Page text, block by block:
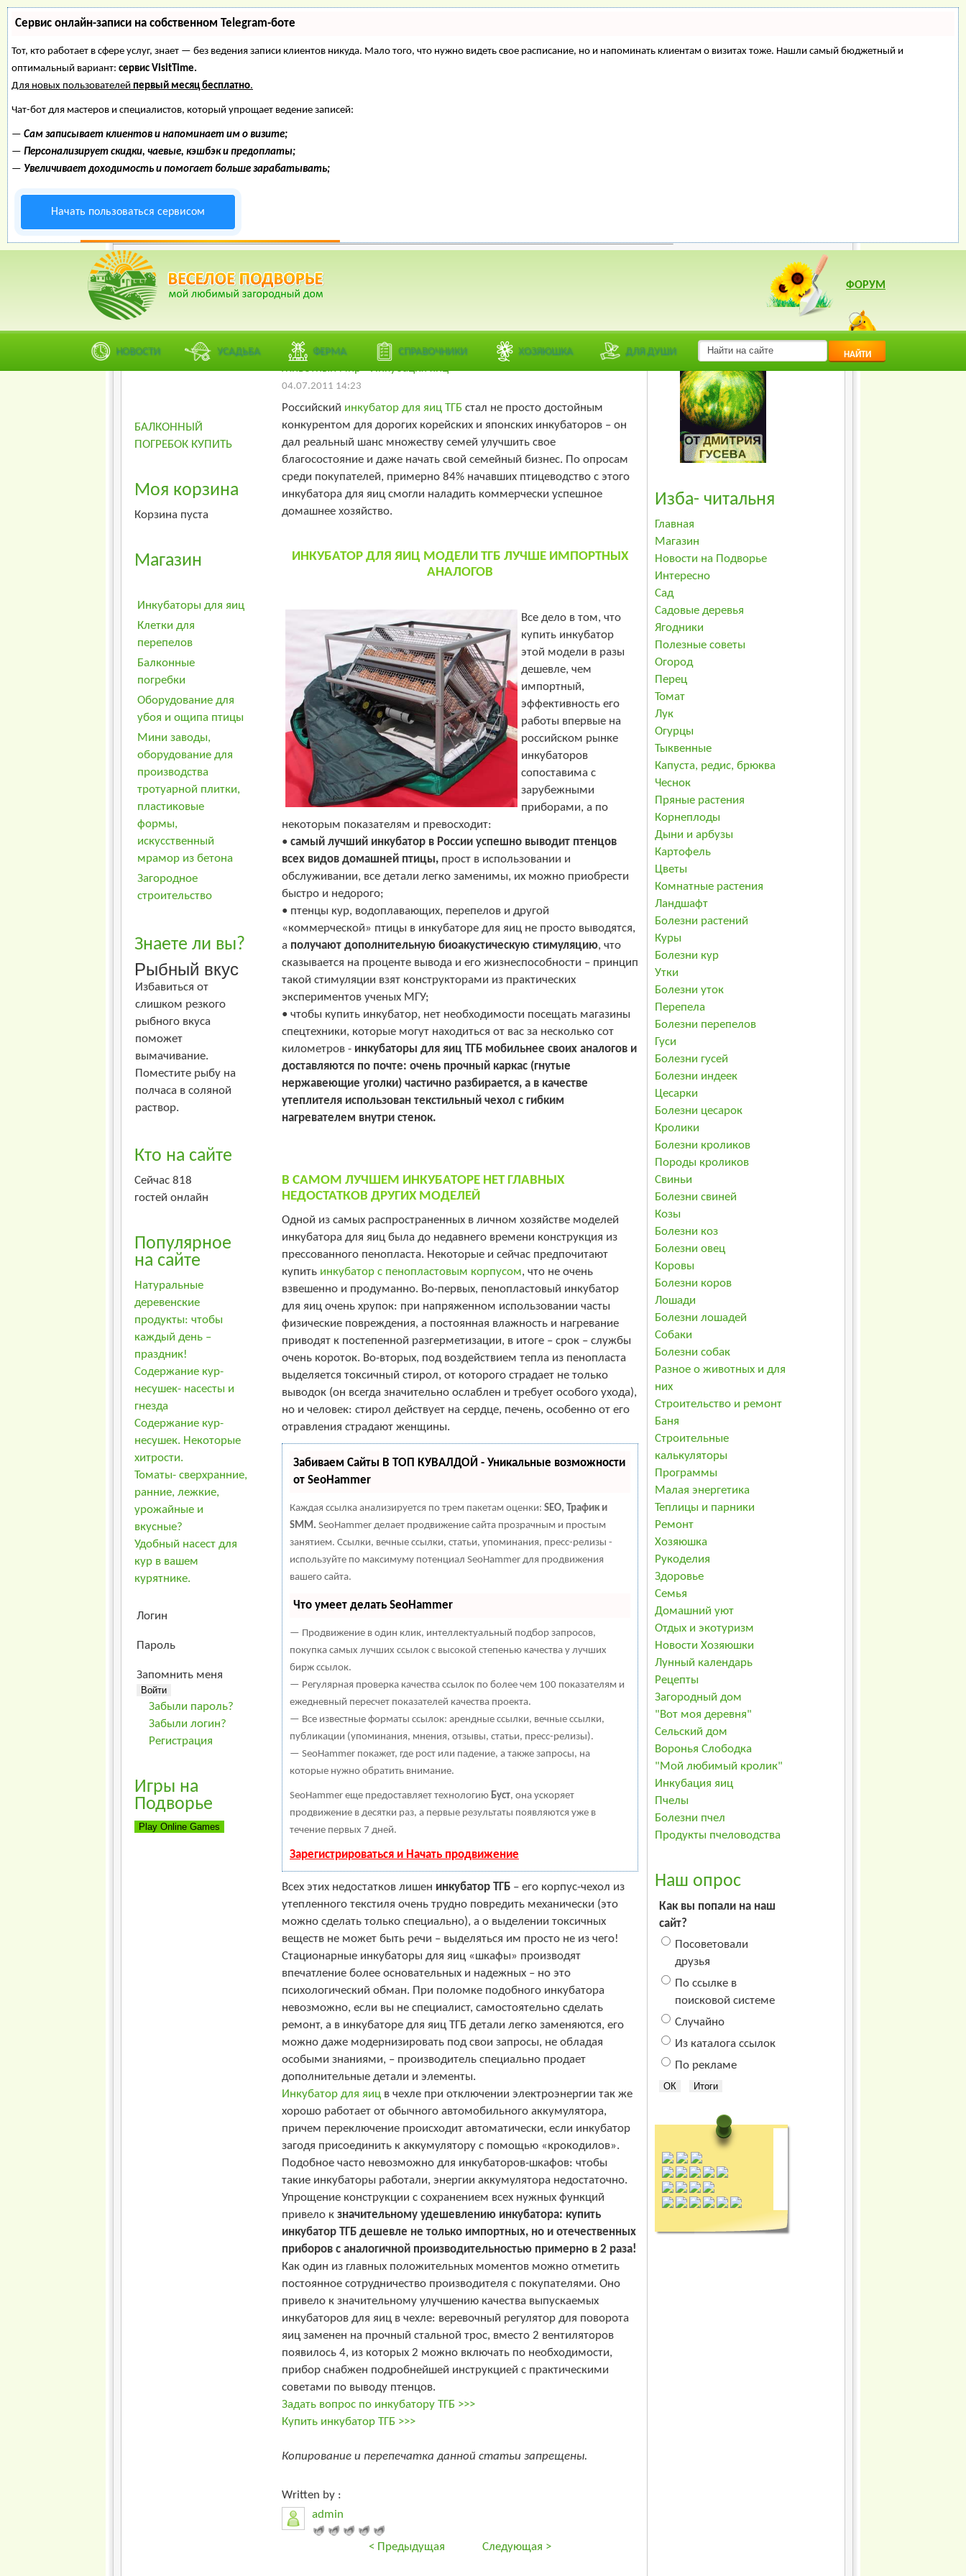
Сервис онлайн-записи на собственном Telegram-боте
Тот, кто работает в сфере услуг, знает — без ведения записи клиентов никуда. Мало того, что нужно видеть свое расписание, но и напоминать клиентам о визитах тоже. Нашли самый бюджетный и
оптимальный вариант: сервис VisitTime.
Для новых пользователей первый месяц бесплатно.
Чат-бот для мастеров и специалистов, который упрощает ведение записей:
— Сам записывает клиентов и напоминает им о визите;
— Персонализирует скидки, чаевые, кэшбэк и предоплаты;
— Увеличивает доходимость и помогает больше зарабатывать;
Начать пользоваться сервисом
ФОРУМ
НОВОСТИ УСАДЬБА ФЕРМА СПРАВОЧНИКИ ХОЗЯЮШКА ДЛЯ ДУШИ НАЙТИ
Веселое Подворье- Главная страница
действительно выгодно?
*Главная
БАЛКОННЫЙ
ПОГРЕБОК КУПИТЬ
Моя корзина
Корзина пуста
Магазин
Инкубаторы для яиц
Клетки для
перепелов
Балконные
погребки
Оборудование для
убоя и ощипа птицы
Мини заводы,
оборудование для
производства
тротуарной плитки,
пластиковые
формы,
искусственный
мрамор из бетона
Загородное
строительство
Знаете ли вы?
Рыбный вкус
Избавиться от
слишком резкого
рыбного вкуса
поможет
вымачивание.
Поместите рыбу на
полчаса в соляной
раствор.
Кто на сайте
Сейчас 818
гостей онлайн
Популярное
на сайте
Натуральные
деревенские
продукты: чтобы
каждый день –
праздник!
Содержание кур-
несушек- насесты и
гнезда
Содержание кур-
несушек. Некоторые
хитрости.
Томаты- сверхранние,
ранние, лежкие,
урожайные и
вкусные?
Удобный насест для
кур в вашем
курятнике.
Логин
Пароль
Запомнить меня
Забыли пароль?
Забыли логин?
Регистрация
Игры на
Подворье
В какой инкубатор для яиц вкладывать
Рейтинг пользователей:
/ 26
Худший
Лучший
Животный мир-Инкубация яиц
04.07.2011 14:23
Российский инкубатор для яиц ТГБ стал не просто достойным
конкурентом для дорогих корейских и японских инкубаторов – он
дал реальный шанс множеству семей улучшить свое
благосостояние и даже начать свой семейный бизнес. По опросам
среди покупателей, примерно 84% начавших птицеводство с этого
инкубатора для яиц смогли наладить коммерчески успешное
домашнее хозяйство.
ИНКУБАТОР ДЛЯ ЯИЦ МОДЕЛИ ТГБ ЛУЧШЕ ИМПОРТНЫХ
АНАЛОГОВ
Все дело в том, что
купить инкубатор
этой модели в разы
дешевле, чем
импортный,
эффективность его
работы впервые на
российском рынке
инкубаторов
сопоставима с
зарубежными
приборами, а по
некоторым показателям и превосходит:
• самый лучший инкубатор в России успешно выводит птенцов
всех видов домашней птицы, прост в использовании и
обслуживании, все детали легко заменимы, их можно приобрести
быстро и недорого;
• птенцы кур, водоплавающих, перепелов и другой
«коммерческой» птицы в инкубаторе для яиц не просто выводятся,
а получают дополнительную биоакустическую стимуляцию, что
сказывается на проценте вывода и его жизнеспособности – принцип
такой стимуляции взят конструкторами из практических
экспериментов ученых МГУ;
• чтобы купить инкубатор, нет необходимости посещать магазины
спецтехники, которые могут находиться от вас за несколько сот
километров - инкубаторы для яиц ТГБ мобильнее своих аналогов и
доставляются по почте: очень прочный каркас (гнутые
нержавеющие уголки) частично разбирается, а в качестве
утеплителя использован текстильный чехол с гибким
нагревателем внутри стенок.
В САМОМ ЛУЧШЕМ ИНКУБАТОРЕ НЕТ ГЛАВНЫХ
НЕДОСТАТКОВ ДРУГИХ МОДЕЛЕЙ
Одной из самых распространенных в личном хозяйстве моделей
инкубатора для яиц была до недавнего времени конструкция из
прессованного пенопласта. Некоторые и сейчас предпочитают
купить инкубатор с пенопластовым корпусом, что не очень
взвешенно и продуманно. Во-первых, пенопластовый инкубатор
для яиц очень хрупок: при напряженном использовании часты
физические повреждения, а постоянная влажность и нагревание
приводят к постепенной разгерметизации, в итоге – срок – службы
очень короток. Во-вторых, под воздействием тепла из пенопласта
выделяется токсичный стирол, от которого страдает не только
выводок (он всегда значительно ослаблен и требует особого ухода),
но и человек: стирол действует на сердце, печень, особенно от его
отравления страдают женщины.
Забиваем Сайты В ТОП КУВАЛДОЙ - Уникальные возможности
от SeoHammer
Каждая ссылка анализируется по трем пакетам оценки: SEO, Трафик и
SMM. SeoHammer делает продвижение сайта прозрачным и простым
занятием. Ссылки, вечные ссылки, статьи, упоминания, пресс-релизы -
используйте по максимуму потенциал SeoHammer для продвижения
вашего сайта.
Что умеет делать SeoHammer
— Продвижение в один клик, интеллектуальный подбор запросов,
покупка самых лучших ссылок с высокой степенью качества у лучших
бирж ссылок.
— Регулярная проверка качества ссылок по более чем 100 показателям и
ежедневный пересчет показателей качества проекта.
— Все известные форматы ссылок: арендные ссылки, вечные ссылки,
публикации (упоминания, мнения, отзывы, статьи, пресс-релизы).
— SeoHammer покажет, где рост или падение, а также запросы, на
которые нужно обратить внимание.
SeoHammer еще предоставляет технологию Буст, она ускоряет
продвижение в десятки раз, а первые результаты появляются уже в
течение первых 7 дней.
Зарегистрироваться и Начать продвижение
Всех этих недостатков лишен инкубатор ТГБ – его корпус-чехол из
утепленного текстиля очень трудно повредить механически (это
можно сделать только специально), а о выделении токсичных
веществ не может быть речи – выделяться им просто не из чего!
Стационарные инкубаторы для яиц «шкафы» производят
впечатление более основательных и надежных – но это
психологический обман. При поломке подобного инкубатора
невозможно, если вы не специалист, самостоятельно сделать
ремонт, а в инкубаторе для яиц ТГБ детали легко заменяются, его
можно даже модернизировать под свои запросы, не обладая
особыми знаниями, – производитель специально продает
дополнительные детали и элементы.
Инкубатор для яиц в чехле при отключении электроэнергии так же
хорошо работает от обычного автомобильного аккумулятора,
причем переключение происходит автоматически, если инкубатор
загодя присоединить к аккумулятору с помощью «крокодилов».
Подобное часто невозможно для инкубаторов-шкафов: чтобы
такие инкубаторы работали, энергии аккумулятора недостаточно.
Упрощение конструкции с сохранением всех нужных функций
привело к значительному удешевлению инкубатора: купить
инкубатор ТГБ дешевле не только импортных, но и отечественных
приборов с аналогичной производительностью примерно в 2 раза!
Как один из главных положительных моментов можно отметить
постоянное сотрудничество производителя с покупателями. Оно
привело к значительному улучшению качества выпускаемых
инкубаторов для яиц в чехле: веревочный регулятор для поворота
яиц заменен на прочный стальной трос, вместо 2 вентиляторов
появилось 4, из которых 2 можно включать по необходимости,
прибор снабжен подробнейшей инструкцией с практическими
советами по выводу птенцов.
Задать вопрос по инкубатору ТГБ >>>
Купить инкубатор ТГБ >>>
Копирование и перепечатка данной статьи запрещены.
Written by :
admin
< Предыдущая Следующая >
Изба- читальня
Главная
Магазин
Новости на Подворье
Интересно
Сад
Садовые деревья
Ягодники
Полезные советы
Огород
Перец
Томат
Лук
Огурцы
Тыквенные
Капуста, редис, брюква
Чеснок
Пряные растения
Корнеплоды
Дыни и арбузы
Картофель
Цветы
Комнатные растения
Ландшафт
Болезни растений
Куры
Болезни кур
Утки
Болезни уток
Перепела
Болезни перепелов
Гуси
Болезни гусей
Болезни индеек
Цесарки
Болезни цесарок
Кролики
Болезни кроликов
Породы кроликов
Свиньи
Болезни свиней
Козы
Болезни коз
Болезни овец
Коровы
Болезни коров
Лошади
Болезни лошадей
Собаки
Болезни собак
Разное о животных и для
них
Строительство и ремонт
Баня
Строительные
калькуляторы
Программы
Малая энергетика
Теплицы и парники
Ремонт
Хозяюшка
Рукоделия
Здоровье
Семья
Домашний уют
Отдых и экотуризм
Новости Хозяюшки
Лунный календарь
Рецепты
Загородный дом
"Вот моя деревня"
Сельский дом
Воронья Слободка
"Мой любимый кролик"
Инкубация яиц
Пчелы
Болезни пчел
Продукты пчеловодства
Наш опрос
Как вы попали на наш
сайт?
Посоветовали
друзья
По ссылке в
поисковой системе
Случайно
Из каталога ссылок
По рекламе